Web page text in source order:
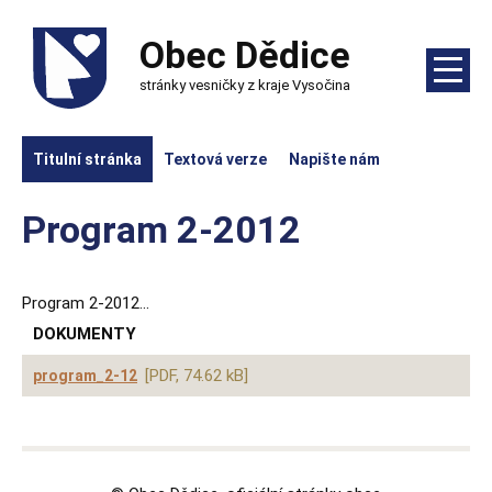
Obec Dědice
stránky vesničky z kraje Vysočina
Titulní stránka Textová verze Napište nám
Program 2-2012
Program 2-2012...
DOKUMENTY
program_2-12 [PDF, 74.62 kB]